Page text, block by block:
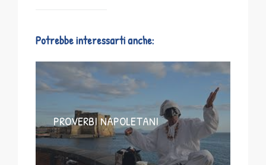
Potrebbe interessarti anche:
PROVERBI NAPOLETANI